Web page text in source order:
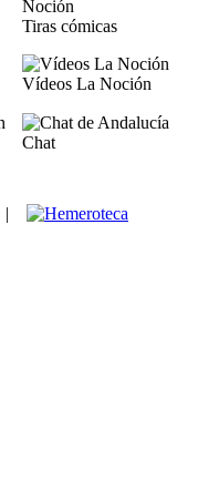
Tiras cómicas
Vídeos La Noción
Chat
|